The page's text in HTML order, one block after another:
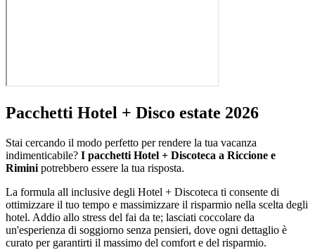
Pacchetti Hotel + Disco estate 2026
Stai cercando il modo perfetto per rendere la tua vacanza
indimenticabile? I pacchetti Hotel + Discoteca a Riccione e
Rimini potrebbero essere la tua risposta.
La formula all inclusive degli Hotel + Discoteca ti consente di
ottimizzare il tuo tempo e massimizzare il risparmio nella scelta degli
hotel. Addio allo stress del fai da te; lasciati coccolare da
un'esperienza di soggiorno senza pensieri, dove ogni dettaglio è
curato per garantirti il massimo del comfort e del risparmio.